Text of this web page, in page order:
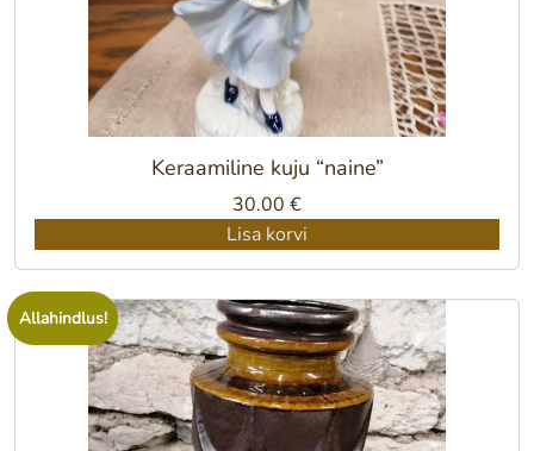
Keraamiline kuju “naine”
30.00 €
Lisa korvi
Allahindlus!